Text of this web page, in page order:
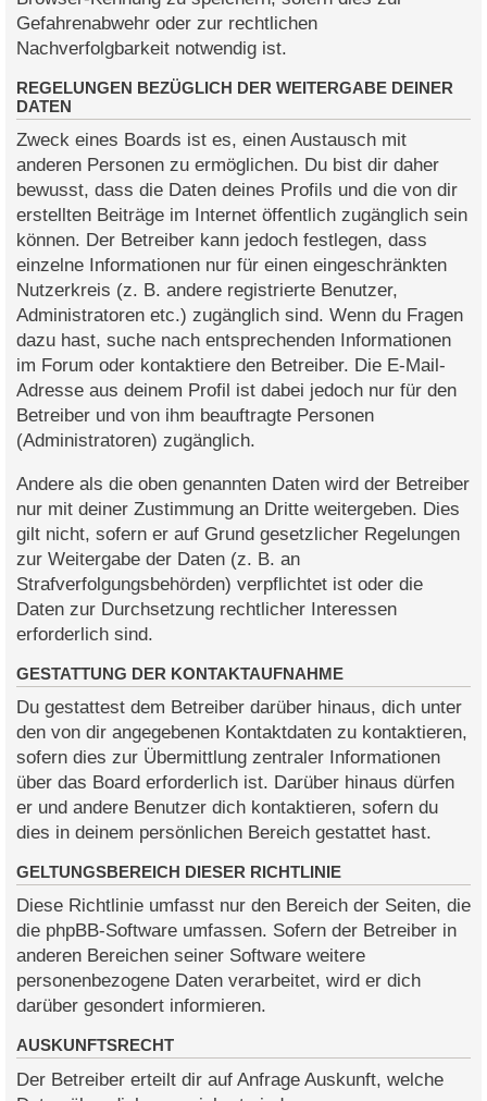
Gefahrenabwehr oder zur rechtlichen
Nachverfolgbarkeit notwendig ist.
REGELUNGEN BEZÜGLICH DER WEITERGABE DEINER
DATEN
Zweck eines Boards ist es, einen Austausch mit
anderen Personen zu ermöglichen. Du bist dir daher
bewusst, dass die Daten deines Profils und die von dir
erstellten Beiträge im Internet öffentlich zugänglich sein
können. Der Betreiber kann jedoch festlegen, dass
einzelne Informationen nur für einen eingeschränkten
Nutzerkreis (z. B. andere registrierte Benutzer,
Administratoren etc.) zugänglich sind. Wenn du Fragen
dazu hast, suche nach entsprechenden Informationen
im Forum oder kontaktiere den Betreiber. Die E-Mail-
Adresse aus deinem Profil ist dabei jedoch nur für den
Betreiber und von ihm beauftragte Personen
(Administratoren) zugänglich.
Andere als die oben genannten Daten wird der Betreiber
nur mit deiner Zustimmung an Dritte weitergeben. Dies
gilt nicht, sofern er auf Grund gesetzlicher Regelungen
zur Weitergabe der Daten (z. B. an
Strafverfolgungsbehörden) verpflichtet ist oder die
Daten zur Durchsetzung rechtlicher Interessen
erforderlich sind.
GESTATTUNG DER KONTAKTAUFNAHME
Du gestattest dem Betreiber darüber hinaus, dich unter
den von dir angegebenen Kontaktdaten zu kontaktieren,
sofern dies zur Übermittlung zentraler Informationen
über das Board erforderlich ist. Darüber hinaus dürfen
er und andere Benutzer dich kontaktieren, sofern du
dies in deinem persönlichen Bereich gestattet hast.
GELTUNGSBEREICH DIESER RICHTLINIE
Diese Richtlinie umfasst nur den Bereich der Seiten, die
die phpBB-Software umfassen. Sofern der Betreiber in
anderen Bereichen seiner Software weitere
personenbezogene Daten verarbeitet, wird er dich
darüber gesondert informieren.
AUSKUNFTSRECHT
Der Betreiber erteilt dir auf Anfrage Auskunft, welche